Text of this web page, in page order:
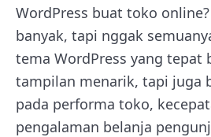
WordPress buat toko
banyak, tapi nggak
tema WordPress yang tepat
tampilan menarik, tapi juga
pada performa toko,
pengalaman belanja